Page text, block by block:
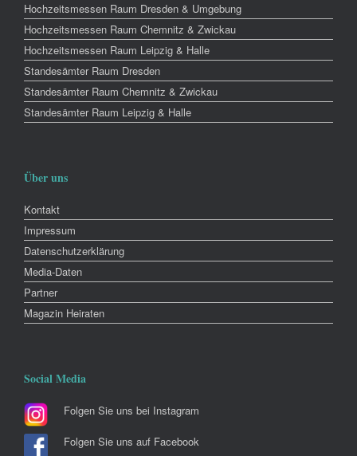
Hochzeitsmessen Raum Dresden & Umgebung
Hochzeitsmessen Raum Chemnitz & Zwickau
Hochzeitsmessen Raum Leipzig & Halle
Standesämter Raum Dresden
Standesämter Raum Chemnitz & Zwickau
Standesämter Raum Leipzig & Halle
Über uns
Kontakt
Impressum
Datenschutzerklärung
Media-Daten
Partner
Magazin Heiraten
Social Media
Folgen Sie uns bei Instagram
Folgen Sie uns auf Facebook